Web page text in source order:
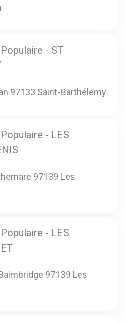
- ST
97133 Saint-Barthélemy
- LES
97139 Les
- LES
97139 Les